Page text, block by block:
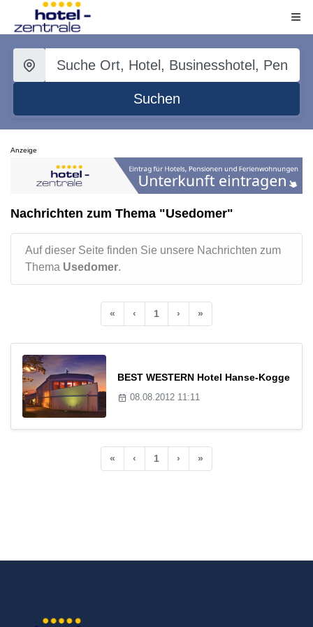
Suchen
Anzeige
Nachrichten zum Thema "Usedomer"
Auf dieser Seite finden Sie unsere Nachrichten zum
Thema Usedomer.
« ‹ 1 › »
BEST WESTERN Hotel Hanse-Kogge
08.08.2012 11:11
« ‹ 1 › »